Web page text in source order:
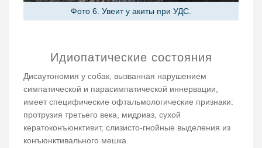
Фото 6. Увеит у акиты при УДС.
Идиопатические состояния
Дисаутономия у собак, вызванная нарушением
симпатической и парасимпатической иннервации,
имеет специфические офтальмологические признаки:
протрузия третьего века, мидриаз, сухой
кератоконъюнктивит, слизисто-гнойные выделения из
конъюнктивального мешка.